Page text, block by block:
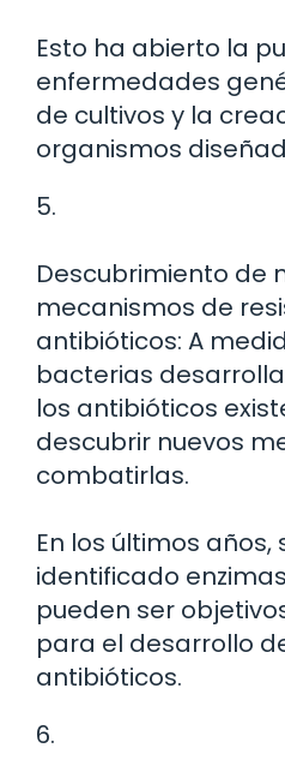
Esto ha abierto la
enfermedades
de cultivos y la
organismos
5.
Descubrimiento de
mecanismos de
antibióticos: A
bacterias
los antibióticos
descubrir nuevos
combatirlas.
En los últimos años,
identificado
pueden ser
para el desarrollo
antibióticos.
6.